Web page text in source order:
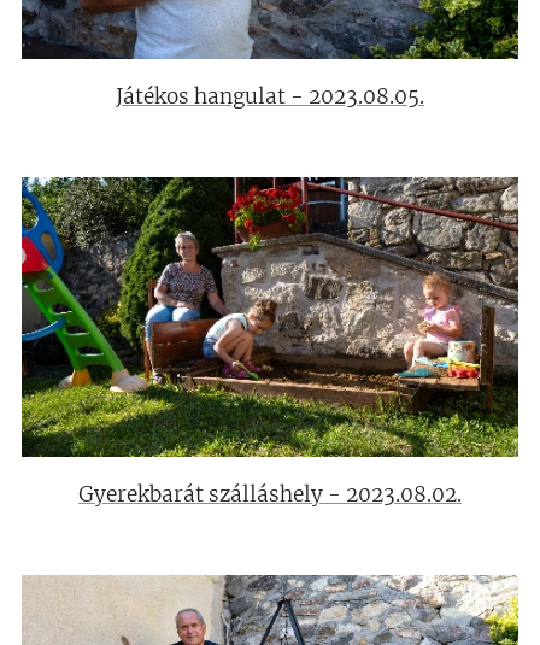
Játékos hangulat - 2023.08.05.
Gyerekbarát szálláshely - 2023.08.02.